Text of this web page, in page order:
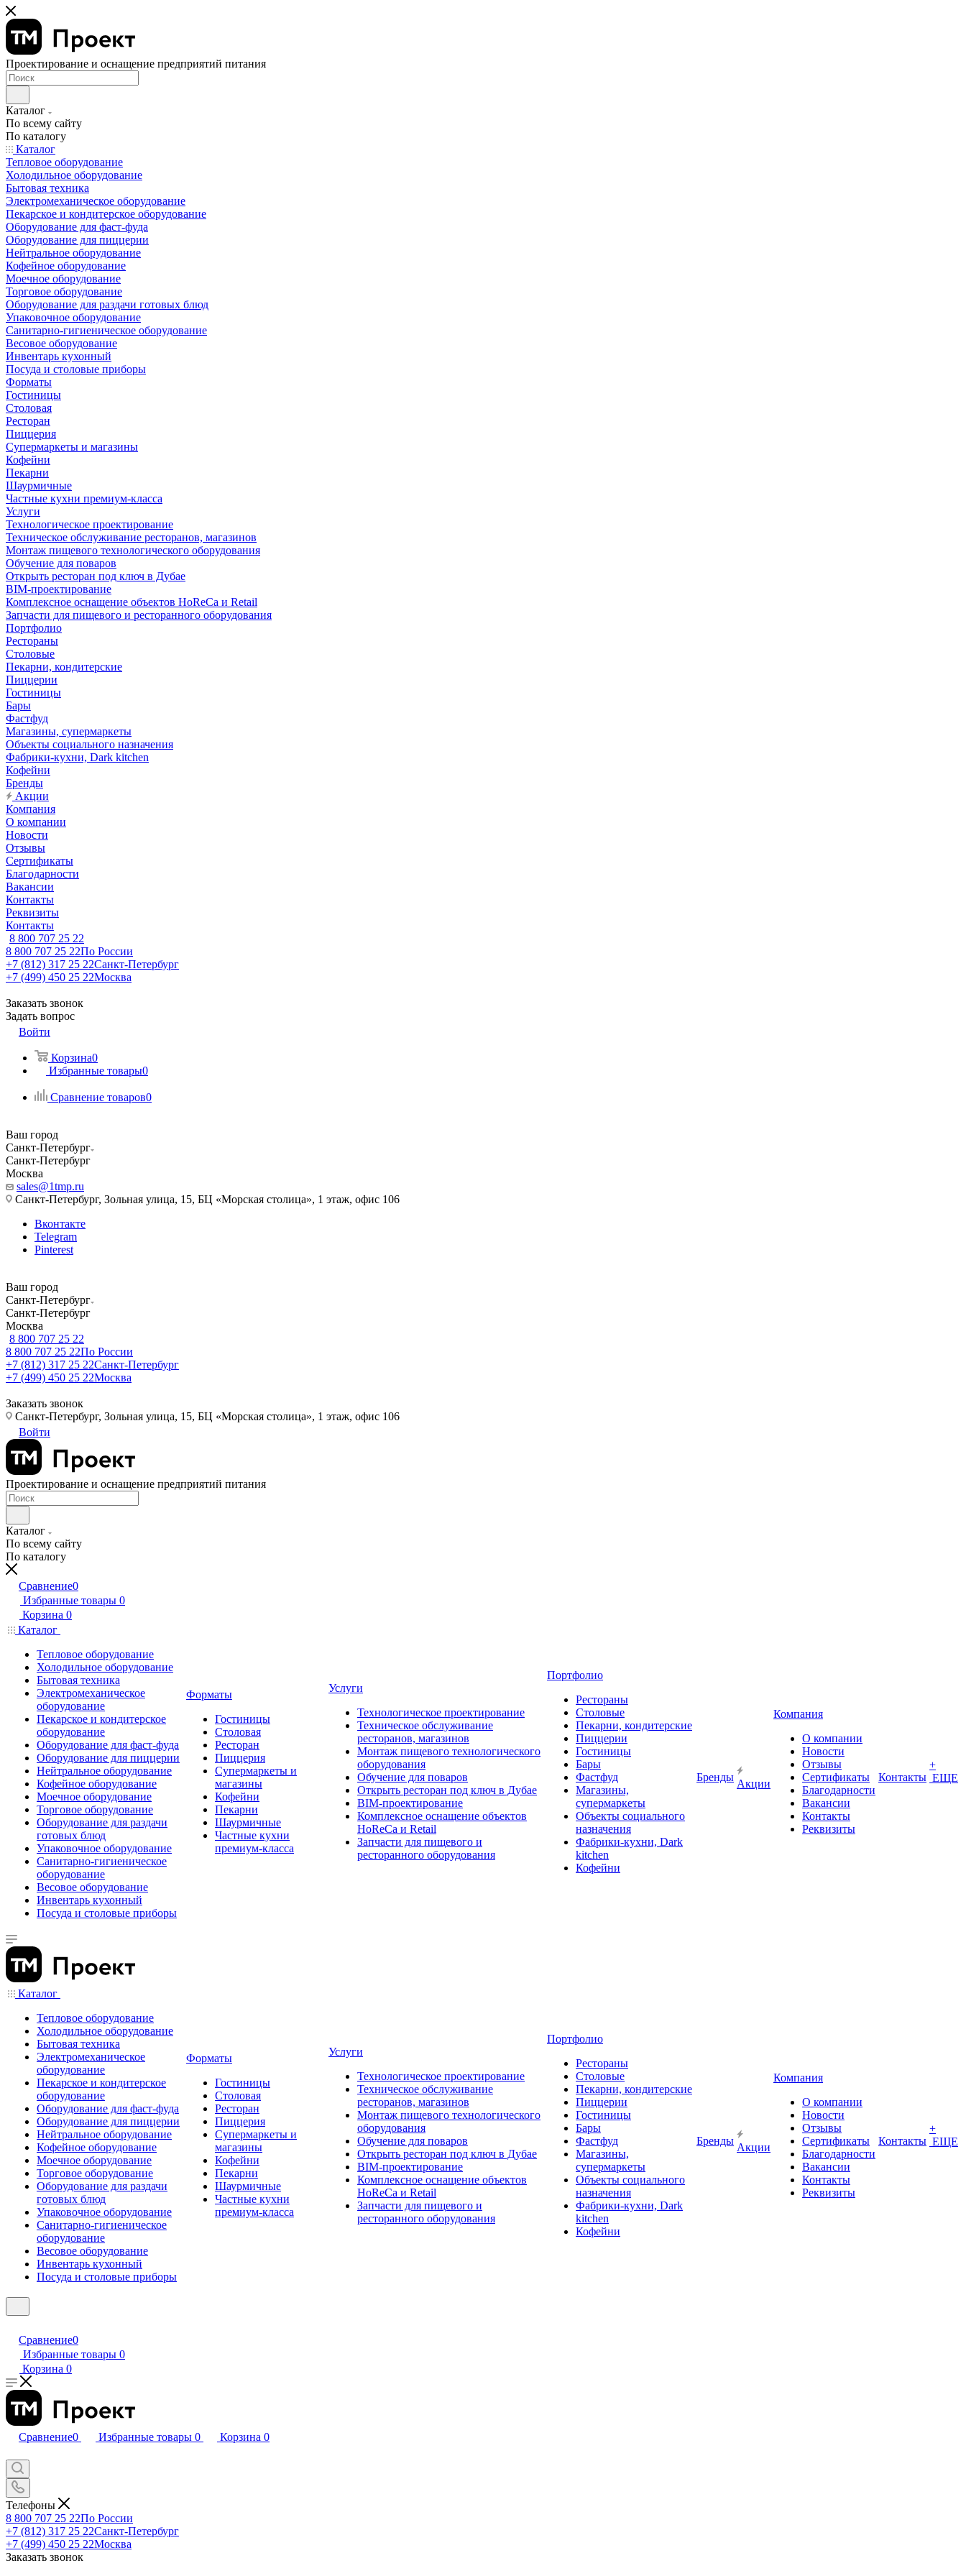
Проектирование и оснащение предприятий питания
Каталог
По всему сайту
По каталогу
Каталог
Тепловое оборудование
Холодильное оборудование
Бытовая техника
Электромеханическое оборудование
Пекарское и кондитерское оборудование
Оборудование для фаст-фуда
Оборудование для пиццерии
Нейтральное оборудование
Кофейное оборудование
Моечное оборудование
Торговое оборудование
Оборудование для раздачи готовых блюд
Упаковочное оборудование
Санитарно-гигиеническое оборудование
Весовое оборудование
Инвентарь кухонный
Посуда и столовые приборы
Форматы
Гостиницы
Столовая
Ресторан
Пиццерия
Супермаркеты и магазины
Кофейни
Пекарни
Шаурмичные
Частные кухни премиум-класса
Услуги
Технологическое проектирование
Техническое обслуживание ресторанов, магазинов
Монтаж пищевого технологического оборудования
Обучение для поваров
Открыть ресторан под ключ в Дубае
BIM-проектирование
Комплексное оснащение объектов HoReCa и Retail
Запчасти для пищевого и ресторанного оборудования
Портфолио
Рестораны
Столовые
Пекарни, кондитерские
Пиццерии
Гостиницы
Бары
Фастфуд
Магазины, супермаркеты
Объекты социального назначения
Фабрики-кухни, Dark kitchen
Кофейни
Бренды
Акции
Компания
О компании
Новости
Отзывы
Сертификаты
Благодарности
Вакансии
Контакты
Реквизиты
Контакты
8 800 707 25 22
8 800 707 25 22По России
+7 (812) 317 25 22Санкт-Петербург
+7 (499) 450 25 22Москва
Заказать звонок
Задать вопрос
Войти
Корзина0
Избранные товары0
Сравнение товаров0
Ваш город
Санкт-Петербург
Санкт-Петербург
Москва
sales@1tmp.ru
Санкт-Петербург, Зольная улица, 15, БЦ «Морская столица», 1 этаж, офис 106
Вконтакте
Telegram
Pinterest
Ваш город
Санкт-Петербург
Санкт-Петербург
Москва
8 800 707 25 22
8 800 707 25 22По России
+7 (812) 317 25 22Санкт-Петербург
+7 (499) 450 25 22Москва
Заказать звонок
Санкт-Петербург, Зольная улица, 15, БЦ «Морская столица», 1 этаж, офис 106
Войти
Проектирование и оснащение предприятий питания
Каталог
По всему сайту
По каталогу
Сравнение0
Избранные товары 0
Корзина 0
Каталог
Тепловое оборудование
Холодильное оборудование
Бытовая техника
Электромеханическое
оборудование
Пекарское и кондитерское
оборудование
Оборудование для фаст-фуда
Оборудование для пиццерии
Нейтральное оборудование
Кофейное оборудование
Моечное оборудование
Торговое оборудование
Оборудование для раздачи
готовых блюд
Упаковочное оборудование
Санитарно-гигиеническое
оборудование
Весовое оборудование
Инвентарь кухонный
Посуда и столовые приборы
Форматы
Гостиницы
Столовая
Ресторан
Пиццерия
Супермаркеты и
магазины
Кофейни
Пекарни
Шаурмичные
Частные кухни
премиум-класса
Услуги
Технологическое проектирование
Техническое обслуживание
ресторанов, магазинов
Монтаж пищевого технологического
оборудования
Обучение для поваров
Открыть ресторан под ключ в Дубае
BIM-проектирование
Комплексное оснащение объектов
HoReCa и Retail
Запчасти для пищевого и
ресторанного оборудования
Портфолио
Рестораны
Столовые
Пекарни, кондитерские
Пиццерии
Гостиницы
Бары
Фастфуд
Магазины,
супермаркеты
Объекты социального
назначения
Фабрики-кухни, Dark
kitchen
Кофейни
Бренды
Акции
Компания
О компании
Новости
Отзывы
Сертификаты
Благодарности
Вакансии
Контакты
Реквизиты
Контакты
+
ЕЩЕ
Каталог
Тепловое оборудование
Холодильное оборудование
Бытовая техника
Электромеханическое
оборудование
Пекарское и кондитерское
оборудование
Оборудование для фаст-фуда
Оборудование для пиццерии
Нейтральное оборудование
Кофейное оборудование
Моечное оборудование
Торговое оборудование
Оборудование для раздачи
готовых блюд
Упаковочное оборудование
Санитарно-гигиеническое
оборудование
Весовое оборудование
Инвентарь кухонный
Посуда и столовые приборы
Форматы
Гостиницы
Столовая
Ресторан
Пиццерия
Супермаркеты и
магазины
Кофейни
Пекарни
Шаурмичные
Частные кухни
премиум-класса
Услуги
Технологическое проектирование
Техническое обслуживание
ресторанов, магазинов
Монтаж пищевого технологического
оборудования
Обучение для поваров
Открыть ресторан под ключ в Дубае
BIM-проектирование
Комплексное оснащение объектов
HoReCa и Retail
Запчасти для пищевого и
ресторанного оборудования
Портфолио
Рестораны
Столовые
Пекарни, кондитерские
Пиццерии
Гостиницы
Бары
Фастфуд
Магазины,
супермаркеты
Объекты социального
назначения
Фабрики-кухни, Dark
kitchen
Кофейни
Бренды
Акции
Компания
О компании
Новости
Отзывы
Сертификаты
Благодарности
Вакансии
Контакты
Реквизиты
Контакты
+
ЕЩЕ
Сравнение0
Избранные товары 0
Корзина 0
Сравнение0 Избранные товары 0 Корзина 0
Телефоны
8 800 707 25 22По России
+7 (812) 317 25 22Санкт-Петербург
+7 (499) 450 25 22Москва
Заказать звонок